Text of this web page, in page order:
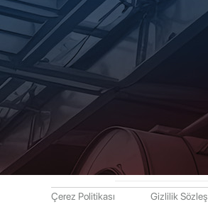
Çerez Politikası Gizlilik